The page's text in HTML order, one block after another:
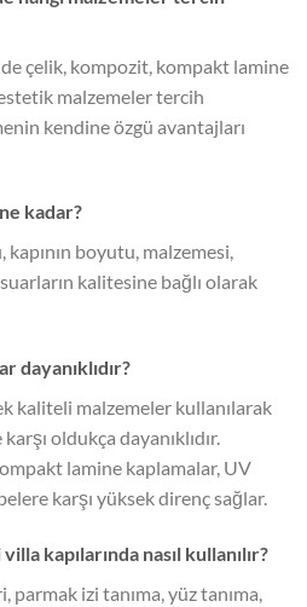
çelik, kompozit, kompakt lamine
malzemeler tercih
kendine özgü avantajları
kadar?
kapının boyutu, malzemesi,
kalitesine bağlı olarak
dayanıklıdır?
kaliteli malzemeler kullanılarak
oldukça dayanıklıdır.
lamine kaplamalar, UV
karşı yüksek direnç sağlar.
kapılarında nasıl kullanılır?
parmak izi tanıma, yüz tanıma,